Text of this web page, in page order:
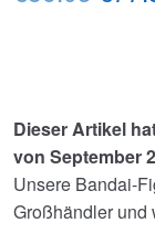
Dieser Artikel
von September
Unsere Bandai-
Großhändler und